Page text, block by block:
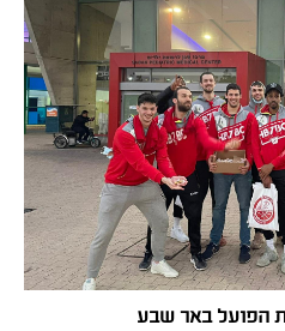
הפועל באר שבע